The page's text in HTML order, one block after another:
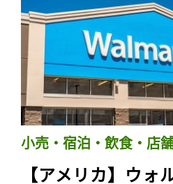
小売・宿泊・飲食・店
【アメリカ】ウォ